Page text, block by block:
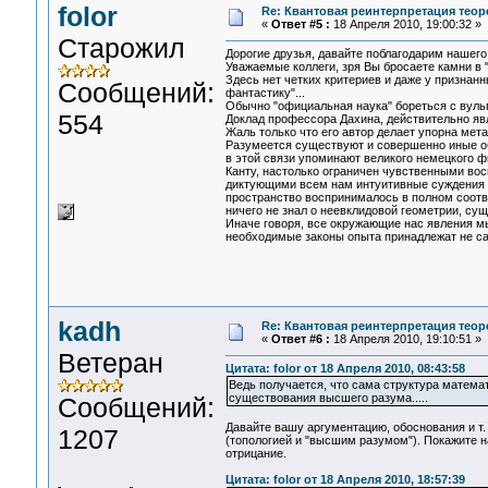
folor
Старожил
Сообщений:
554
Re: Квантовая реинтерпретация
« Ответ #5 : 18 Апреля 2010, 19:00:32 »
Дорогие друзья, давайте поблагодарим
Уважаемые коллеги, зря Вы бросаете камни в
Здесь нет четких критериев и даже у
фантастику"...
Обычно "официальная наука" бореться с
Доклад профессора Дахина, действительно
Жаль только что его автор делает упорна
Разумеется существуют и совершенно иные
в этой связи упоминают великого немецкого
Канту, настолько ограничен чувственными
диктующими всем нам интуитивные
пространство воспринималось в полном
ничего не знал о неевклидовой геометрии,
Иначе говоря, все окружающие нас явления
необходимые законы опыта принадлежат не
kadh
Ветеран
Сообщений:
1207
Re: Квантовая реинтерпретация
« Ответ #6 : 18 Апреля 2010, 19:10:51 »
Цитата: folor от 18 Апреля 2010, 08:43:58
Ведь получается, что сама структура
существования высшего разума.....
Давайте вашу аргументацию, обоснования и
(топологией и "высшим разумом"). Покажите
отрицание.
Цитата: folor от 18 Апреля 2010, 18:57:39